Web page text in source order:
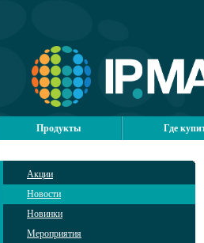
Продукты Где
Акции
Новости
Новинки
Мероприятия